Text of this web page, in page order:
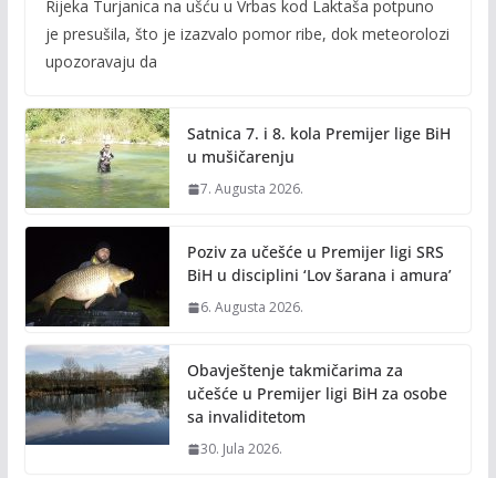
e
b
o
k
itt
er
ai p
n
k
Rijeka Turjanica na ušću u Vrbas kod Laktaša potpuno
je presušila, što je izazvalo pomor ribe, dok meteorolozi
upozoravaju da
Satnica 7. i 8. kola Premijer lige BiH
u mušičarenju
7. Augusta 2026.
Poziv za učešće u Premijer ligi SRS
BiH u disciplini ‘Lov šarana i amura’
6. Augusta 2026.
Obavještenje takmičarima za
učešće u Premijer ligi BiH za osobe
sa invaliditetom
30. Jula 2026.